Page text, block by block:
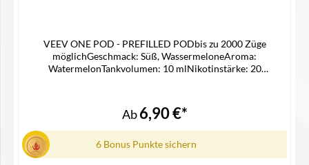
VEEV ONE POD - PREFILLED PODbis zu 2000 Züge
möglichGeschmack: Süß, WassermeloneAroma:
WatermelonTankvolumen: 10 mlNikotinstärke: 20
Pods Lieferumfang2x Veev One X Pod in der ausgewählten
Geschmacksrichtung1x Gebrauchsinformation
Ab6,90 €*
6 Bonus Punkte sichern